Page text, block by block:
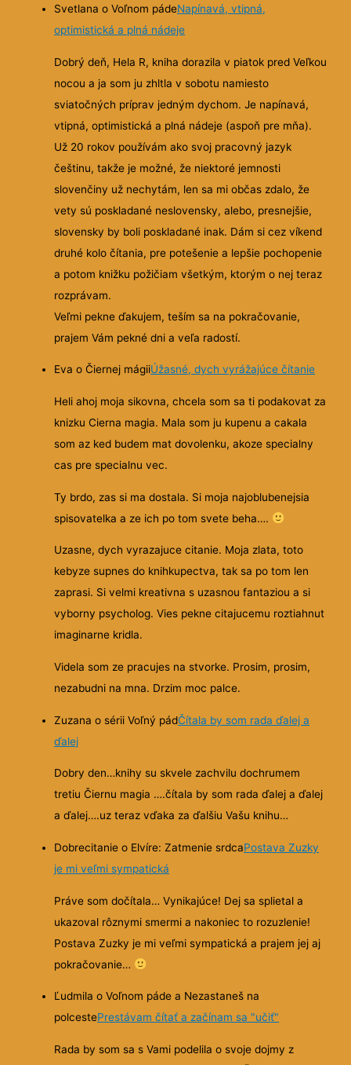
Svetlana o Voľnom pádeNapínavá, vtipná,
optimistická a plná nádeje
Dobrý deň, Hela R, kniha dorazila v piatok pred Veľkou
nocou a ja som ju zhltla v sobotu namiesto
sviatočných príprav jedným dychom. Je napínavá,
vtipná, optimistická a plná nádeje (aspoň pre mňa).
Už 20 rokov používám ako svoj pracovný jazyk
češtinu, takže je možné, že niektoré jemnosti
slovenčiny už nechytám, len sa mi občas zdalo, že
vety sú poskladané neslovensky, alebo, presnejšie,
slovensky by boli poskladané inak. Dám si cez víkend
druhé kolo čítania, pre potešenie a lepšie pochopenie
a potom knižku požičiam všetkým, ktorým o nej teraz
rozprávam.
Veľmi pekne ďakujem, teším sa na pokračovanie,
prajem Vám pekné dni a veľa radostí.
Eva o Čiernej mágiiÚžasné, dych vyrážajúce čítanie
Heli ahoj moja sikovna, chcela som sa ti podakovat za
knizku Cierna magia. Mala som ju kupenu a cakala
som az ked budem mat dovolenku, akoze specialny
cas pre specialnu vec.
Ty brdo, zas si ma dostala. Si moja najoblubenejsia
spisovatelka a ze ich po tom svete beha….
Uzasne, dych vyrazajuce citanie. Moja zlata, toto
kebyze supnes do knihkupectva, tak sa po tom len
zaprasi. Si velmi kreativna s uzasnou fantaziou a si
vyborny psycholog. Vies pekne citajucemu roztiahnut
imaginarne kridla.
Videla som ze pracujes na stvorke. Prosim, prosim,
nezabudni na mna. Drzim moc palce.
Zuzana o sérii Voľný pádČítala by som rada ďalej a
ďalej
Dobry den…knihy su skvele zachvilu dochrumem
tretiu Čiernu magia ….čítala by som rada ďalej a ďalej
a ďalej….uz teraz vďaka za ďalšiu Vašu knihu…
Dobrecitanie o Elvíre: Zatmenie srdcaPostava Zuzky
je mi veľmi sympatická
Práve som dočítala… Vynikajúce! Dej sa splietal a
ukazoval rôznymi smermi a nakoniec to rozuzlenie!
Postava Zuzky je mi veľmi sympatická a prajem jej aj
pokračovanie…
Ľudmila o Voľnom páde a Nezastaneš na
polcestePrestávam čítať a začínam sa "učiť"
Rada by som sa s Vami podelila o svoje dojmy z